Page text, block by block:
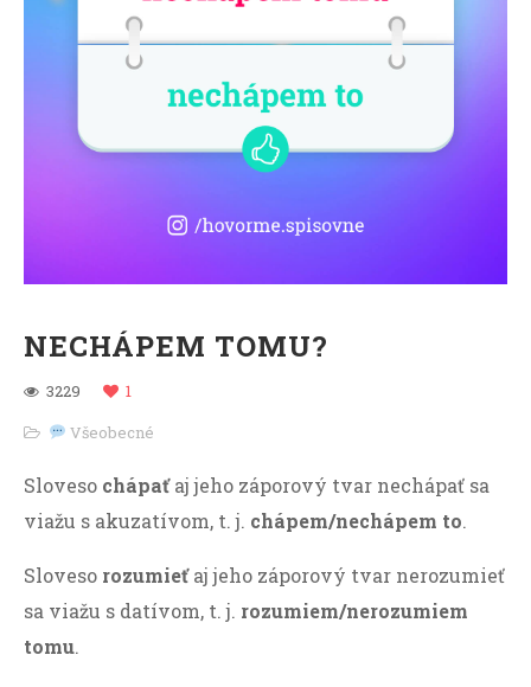
NECHÁPEM TOMU?
3229
1
Všeobecné
Sloveso chápaťaj jeho záporový tvar nechápať sa
viažu s akuzatívom, t. j. chápem/nechápem to.
Sloveso rozumieťaj jeho záporový tvar nerozumieť
sa viažu s datívom, t. j. rozumiem/nerozumiem
tomu.